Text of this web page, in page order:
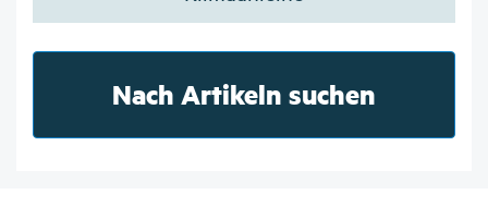
Nach Artikeln suchen